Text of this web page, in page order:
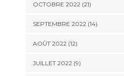
OCTOBRE 2022 (21)
SEPTEMBRE 2022 (14)
AOÛT 2022 (12)
JUILLET 2022 (9)